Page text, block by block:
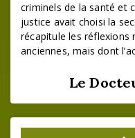
criminels de la santé et
justice avait choisi la
récapitule les réflexions
anciennes, mais dont
Le